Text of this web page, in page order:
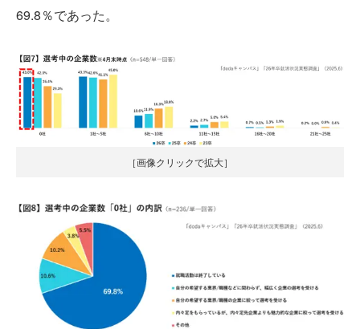
69.8％であった。
［画像クリックで拡大］